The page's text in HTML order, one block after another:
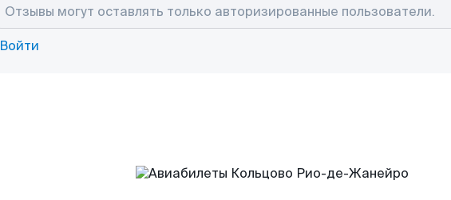
Войти